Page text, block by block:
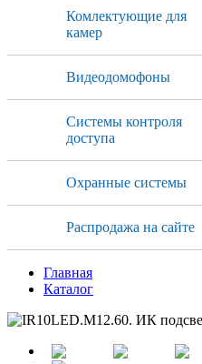
Комлектующие для
камер
Видеодомофоны
Системы контроля
доступа
Охранные системы
Распродажа на сайте
Главная
Каталог